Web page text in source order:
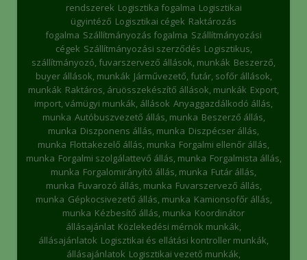
rendszerek Logisztika fogalma Logisztikai
ügyintéző Logisztikai cégek Raktározás
fogalma Szállítmányozás fogalma Szállítmányozási
cégek Szállítmányozási szerződés Logisztikus,
szállítmányozó, fuvarszervező állások, munkák Beszerző,
buyer állások, munkák Járművezető, futár, sofőr állások,
munkák Raktáros, áruösszekészítő állások, munkák Export,
import, vámügyi munkák, állások Anyaggazdálkodó állás,
munka Autóbuszvezető állás, munka Beszerző állás,
munka Diszponens állás, munka Diszpécser állás,
munka Flottakezelő állás, munka Forgalmi ellenőr állás,
munka Forgalmi szolgálattevő állás, munka Forgalmista állás,
munka Forgalomirányító állás, munka Futár állás,
munka Fuvarozó állás, munka Fuvarszervező állás,
munka Gépkocsivezető állás, munka Kamionsofőr állás,
munka Kézbesítő állás, munka Koordinátor
állásajánlat Közlekedési mérnök munkák,
állásajánlatok Logisztikai és ellátási kontroller munkák,
állásajánlatok Logisztikai vezető munkák,